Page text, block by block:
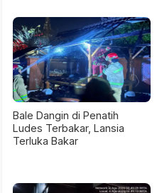
Bale Dangin di Penatih
Ludes Terbakar, Lansia
Terluka Bakar